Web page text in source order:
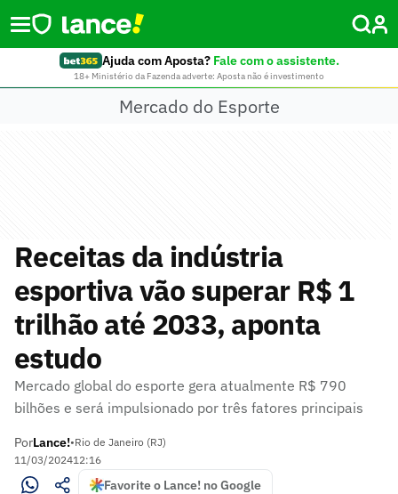
Ajuda com Aposta? Fale com o assistente.
18+ Ministério da Fazenda adverte: Aposta não é investimento
Mercado do Esporte
Receitas da indústria
esportiva vão superar R$ 1
trilhão até 2033, aponta
estudo
Mercado global do esporte gera atualmente R$ 790
bilhões e será impulsionado por três fatores principais
PorLance!•Rio de Janeiro (RJ)
11/03/202412:16
Favorite o Lance! no Google